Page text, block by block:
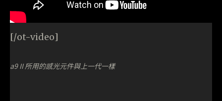
[/ot-video]
a9 II 所用的感光元件與上一代一樣